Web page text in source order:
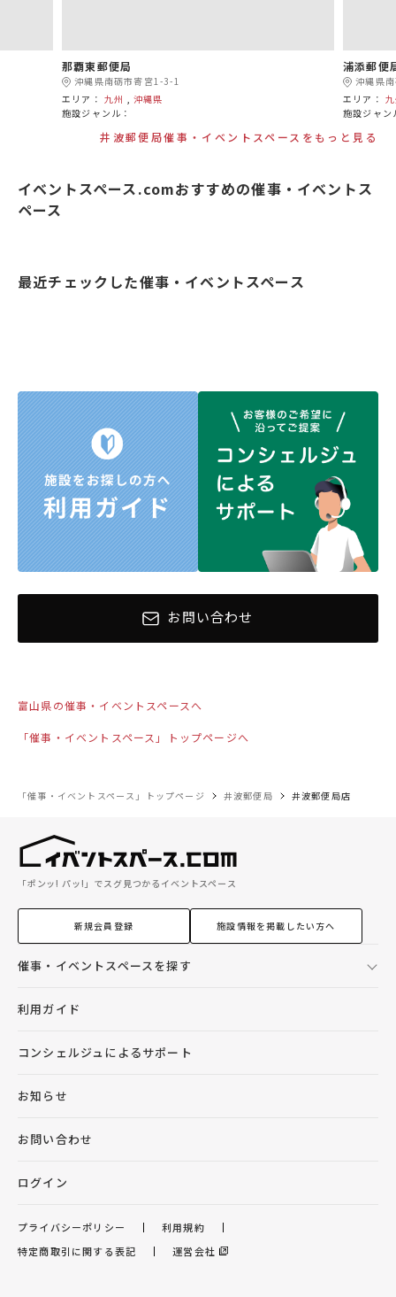
那覇東郵便局
沖縄県南砺市寄宮1-3-1
エリア： 九州 ,沖縄県
施設ジャンル：
浦添郵便
沖縄県
エリア：
施設ジャン
井波郵便局催事・イベントスペースをもっと見る
イベントスペース.comおすすめの催事・イベントス
ペース
最近チェックした催事・イベントスペース
お問い合わせ
富山県の催事・イベントスペースへ
「催事・イベントスペース」トップページへ
「催事・イベントスペース」トップページ 井波郵便局 井波郵便局店
「ポンッ! パッ!」でスグ見つかるイベントスペース
新規会員登録 施設情報を掲載したい方へ
催事・イベントスペースを探す
利用ガイド
コンシェルジュによるサポート
お知らせ
お問い合わせ
ログイン
プライバシーポリシー
利用規約
特定商取引に関する表記
運営会社